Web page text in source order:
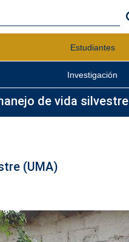
Estudiantes
Investigación
de vida silvestre
(UMA)